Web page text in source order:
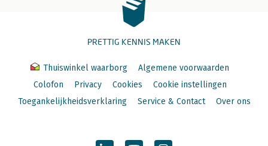
PRETTIG KENNIS MAKEN
Thuiswinkel waarborg
Algemene voorwaarden
Colofon
Privacy Cookies
Cookie instellingen
Toegankelijkheidsverklaring
Service & Contact Over ons